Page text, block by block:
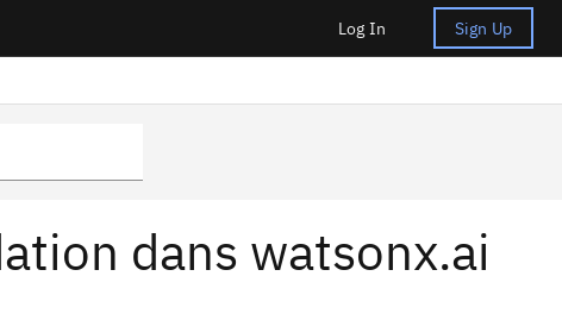
Log In Sign Up
dans watsonx.ai